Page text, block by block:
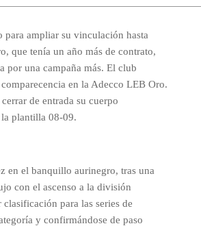
ampliar su vinculación hasta
que tenía un año más de contrato,
por una campaña más. El club
en la Adecco LEB Oro.
de entrada su cuerpo
plantilla 08-09.
en el banquillo aurinegro, tras una
con el ascenso a la división
para las series de
y confirmándose de paso